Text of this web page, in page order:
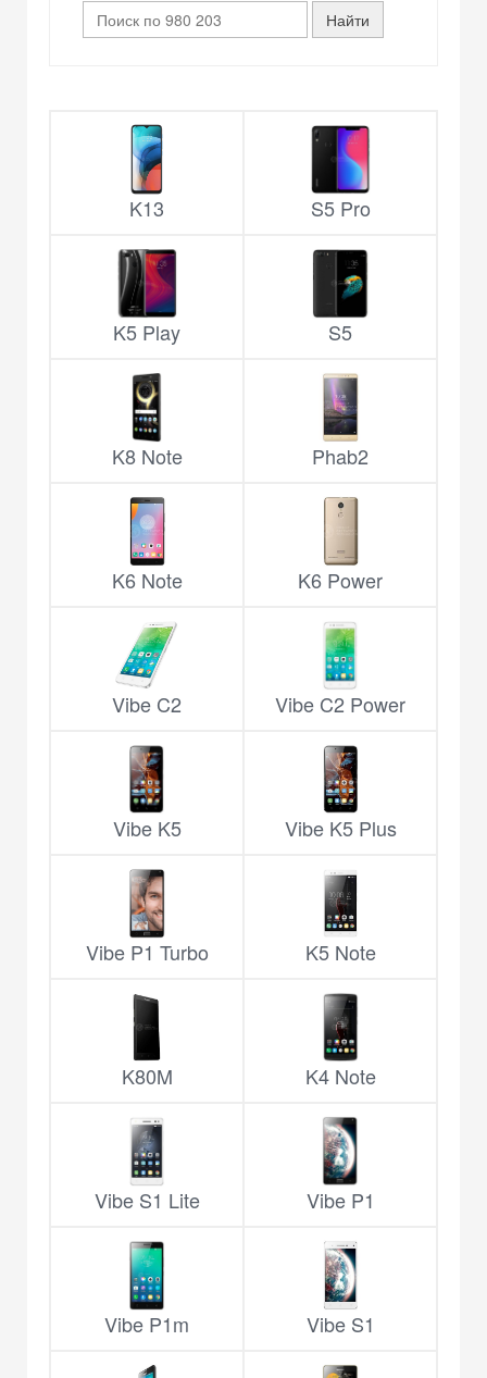
K13 S5 Pro
K5 Play S5
K8 Note Phab2
K6 Note K6 Power
Vibe C2 Vibe C2 Power
Vibe K5 Vibe K5 Plus
Vibe P1 Turbo K5 Note
K80M K4 Note
Vibe S1 Lite Vibe P1
Vibe P1m Vibe S1